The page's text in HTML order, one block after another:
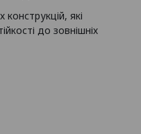
які
до зовнішніх